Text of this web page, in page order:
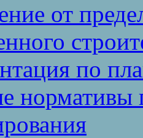
от
по
нормативы